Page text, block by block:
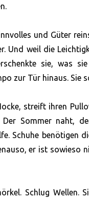
und Güter
Und weil die
sie, was
zur Tür hinaus. Sie
streift ihren
Sommer naht,
Schuhe benötigen
er ist sowieso
Schlug Wellen.